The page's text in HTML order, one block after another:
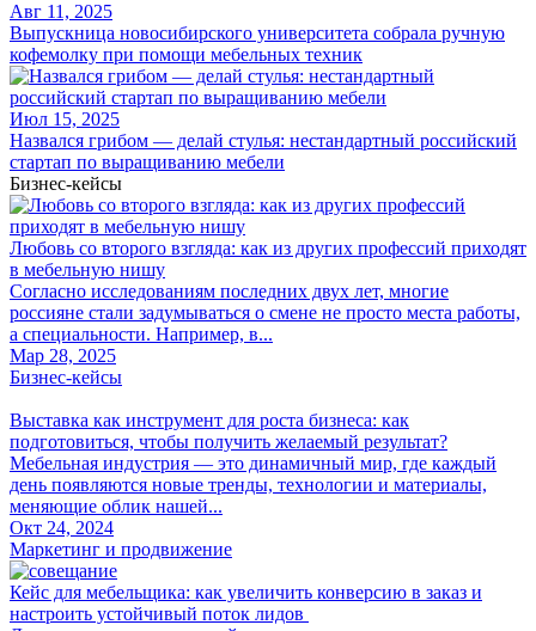
Авг 11, 2025
Выпускница новосибирского университета собрала ручную
кофемолку при помощи мебельных техник
Июл 15, 2025
Назвался грибом — делай стулья: нестандартный российский
стартап по выращиванию мебели
Бизнес-кейсы
Любовь со второго взгляда: как из других профессий приходят
в мебельную нишу
Согласно исследованиям последних двух лет, многие
россияне стали задумываться о смене не просто места работы,
а специальности. Например, в...
Мар 28, 2025
Бизнес-кейсы
Выставка как инструмент для роста бизнеса: как
подготовиться, чтобы получить желаемый результат?
Мебельная индустрия — это динамичный мир, где каждый
день появляются новые тренды, технологии и материалы,
меняющие облик нашей...
Окт 24, 2024
Маркетинг и продвижение
Кейс для мебельщика: как увеличить конверсию в заказ и
настроить устойчивый поток лидов